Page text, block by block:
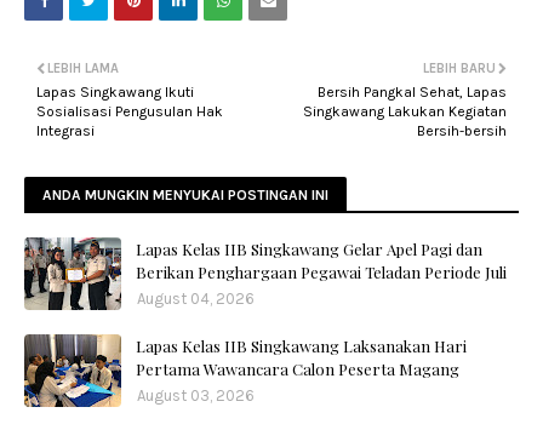
LEBIH BARU
Bersih Pangkal Sehat, Lapas
Singkawang Lakukan Kegiatan
Bersih-bersih
LEBIH LAMA
Lapas Singkawang Ikuti
Sosialisasi Pengusulan Hak
Integrasi
ANDA MUNGKIN MENYUKAI POSTINGAN INI
Lapas Kelas IIB Singkawang Gelar Apel Pagi dan
Berikan Penghargaan Pegawai Teladan Periode Juli
August 04, 2026
Lapas Kelas IIB Singkawang Laksanakan Hari
Pertama Wawancara Calon Peserta Magang
August 03, 2026